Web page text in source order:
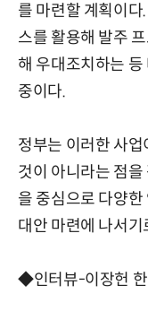
를 마련할 계획이다
스를 활용해 발주
해 우대조치하는
중이다.
정부는 이러한 사
것이 아니라는 점
을 중심으로 다양
대안 마련에 나서기
◆인터뷰-이장헌 한